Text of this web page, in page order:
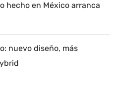
hecho en México arranca
nuevo diseño, más